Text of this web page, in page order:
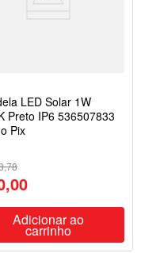
LED Solar 1W
Preto IP6 536507833
Pix
Adicionar ao
carrinho